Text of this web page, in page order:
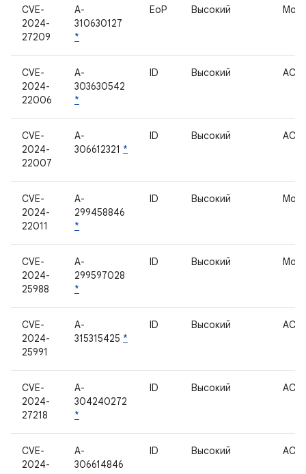
CVE-
2024-
27209
A-
310630127
*
EoP Высокий
CVE-
2024-
22006
A-
303630542
*
ID Высокий
CVE-
2024-
22007
A-
306612321 *
ID Высокий
CVE-
2024-
22011
A-
299458846
*
ID Высокий
CVE-
2024-
25988
A-
299597028
*
ID Высокий
CVE-
2024-
25991
A-
315315425 *
ID Высокий
CVE-
2024-
27218
A-
304240272
*
ID Высокий
CVE-
2024-
A-
306614846
ID Высокий